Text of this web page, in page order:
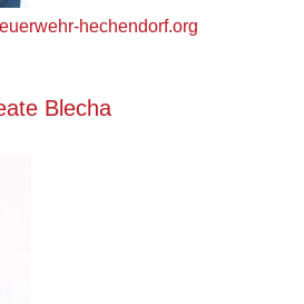
hechendorf.org
Blecha